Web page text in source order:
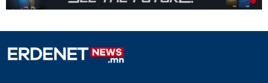
1-р сар. 7, 2026, 3:41 p.m.
ШАГНАЛ ХҮРТЛЭЭ